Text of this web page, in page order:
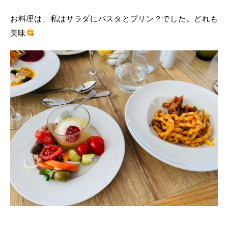
お料理は、私はサラダにパスタとプリン？でした。どれも
美味